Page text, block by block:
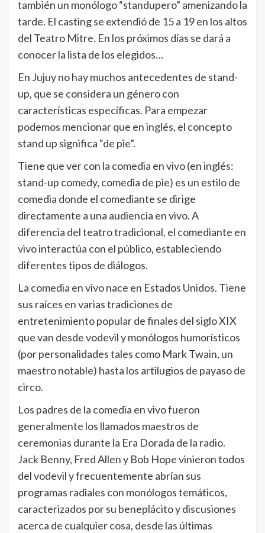
también un monólogo “standupero” amenizando la
tarde. El casting se extendió de 15 a 19 en los altos
del Teatro Mitre. En los próximos días se dará a
conocer la lista de los elegidos…
En Jujuy no hay muchos antecedentes de stand-
up, que se considera un género con
características específicas. Para empezar
podemos mencionar que en inglés, el concepto
stand up significa “de pie”.
Tiene que ver con la comedia en vivo (en inglés:
stand-up comedy, comedia de pie) es un estilo de
comedia donde el comediante se dirige
directamente a una audiencia en vivo. A
diferencia del teatro tradicional, el comediante en
vivo interactúa con el público, estableciendo
diferentes tipos de diálogos.
La comedia en vivo nace en Estados Unidos. Tiene
sus raíces en varias tradiciones de
entretenimiento popular de finales del siglo XIX
que van desde vodevil y monólogos humorísticos
(por personalidades tales como Mark Twain, un
maestro notable) hasta los artilugios de payaso de
circo.
Los padres de la comedia en vivo fueron
generalmente los llamados maestros de
ceremonias durante la Era Dorada de la radio.
Jack Benny, Fred Allen y Bob Hope vinieron todos
del vodevil y frecuentemente abrían sus
programas radiales con monólogos temáticos,
caracterizados por su beneplácito y discusiones
acerca de cualquier cosa, desde las últimas